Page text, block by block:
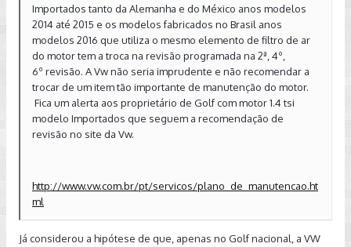
Importados tanto da Alemanha e do México anos modelos
2014 até 2015 e os modelos fabricados no Brasil anos
modelos 2016 que utiliza o mesmo elemento de filtro de ar
do motor tem a troca na revisão programada na 2ª, 4º,
6º revisão. A Vw não seria imprudente e não recomendar a
trocar de um item tão importante de manutenção do motor.
Fica um alerta aos proprietário de Golf com motor 1.4 tsi
modelo Importados que seguem a recomendação de
revisão no site da Vw.
http://www.vw.com.br/pt/servicos/plano_de_manutencao.ht
ml
Já considerou a hipótese de que, apenas no Golf nacional, a VW